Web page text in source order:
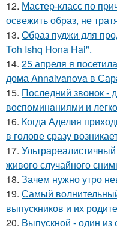
12. Мастер-класс по
освежить образ, не
13. Образ пуджи для
Toh Ishq Hona Hai".
14. 25 апреля я
дома Annaivanova в
15. Последний звонок -
воспоминаниями и
16. Когда Аделия
в голове сразу
17.
живого случайного
18. Зачем нужно утро
19. Самый
выпускников и их
20. Выпускной - один